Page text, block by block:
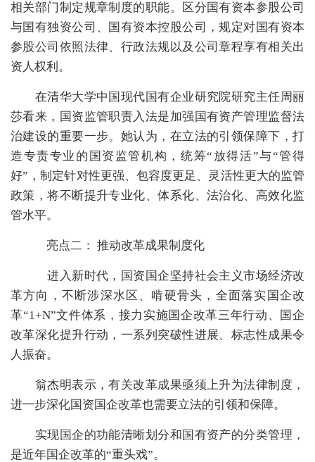
相关部门制定规章制度的职能。
区分国有资本参股公司
与国有独资公司、国有资本控股公司 ，规定对国有资本
参股公司依照法律、行政法规以及公司章程享有相关出
资人权利。
在清华大学中国现代国有企业研究院研究主任周丽
莎看来，国资监管职责入法是加强国有资产管理监督法
治建设的重要一步。她认为，在立法的引领保障下，打
造专责专业的国资监管机构，统筹“放得活”与“管得
好”，制定针对性更强、包容度更足、灵活性更大的监管
政策，将不断提升专业化、体系化、法治化、高效化监
管水平。
亮点二： 推动改革成果制度化
进入新时代，国资国企坚持社会主义市场经济改
革方向，不断涉深水区、啃硬骨头，全面落实国企改
革“1+N”文件体系，接力实施国企改革三年行动、国企
改革深化提升行动，一系列突破性进展、标志性成果令
人振奋。
翁杰明表示，有关改革成果亟须上升为法律制度，
进一步深化国资国企改革也需要立法的引领和保障。
实现国企的功能清晰划分和国有资产的分类管理，
是近年国企改革的“重头戏”。